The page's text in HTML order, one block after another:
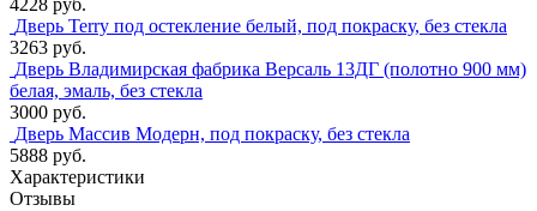
4228 руб.
Дверь Terry под остекление белый, под покраску, без стекла
3263 руб.
Дверь Владимирская фабрика Версаль 13ДГ (полотно 900 мм)
белая, эмаль, без стекла
3000 руб.
Дверь Массив Модерн, под покраску, без стекла
5888 руб.
Характеристики
Отзывы